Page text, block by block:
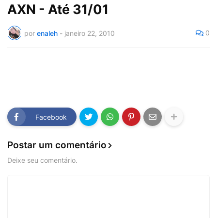
AXN - Até 31/01
por enaleh - janeiro 22, 2010 0
Facebook
Postar um comentário
Deixe seu comentário.